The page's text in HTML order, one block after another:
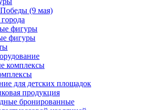
(9 мая)
фигуры
фигуры
комплексы
для детских площадок
продукция
бронированные